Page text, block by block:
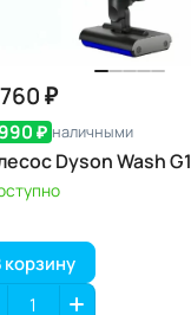
₽
₽ наличными
Dyson Wash G1
корзину